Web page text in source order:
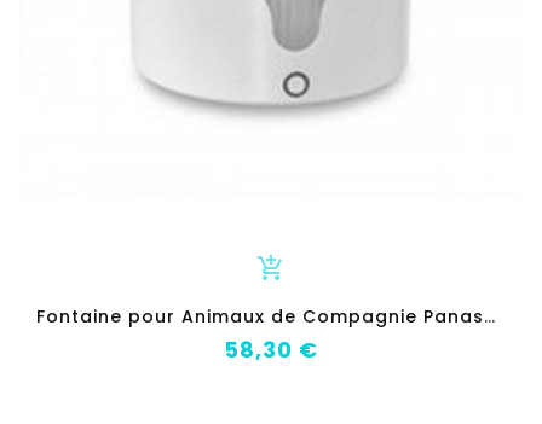
add_shopping_cart
F
ontaine pour Animaux de Compagnie Panasonic CP-JNW01CW
Prix
58,30 €